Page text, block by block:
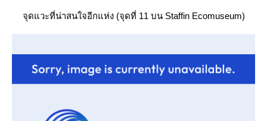
จุดแวะที่น่าสนใจอีกแห่ง (จุดที่ 11 บน Staffin Ecomuseum)